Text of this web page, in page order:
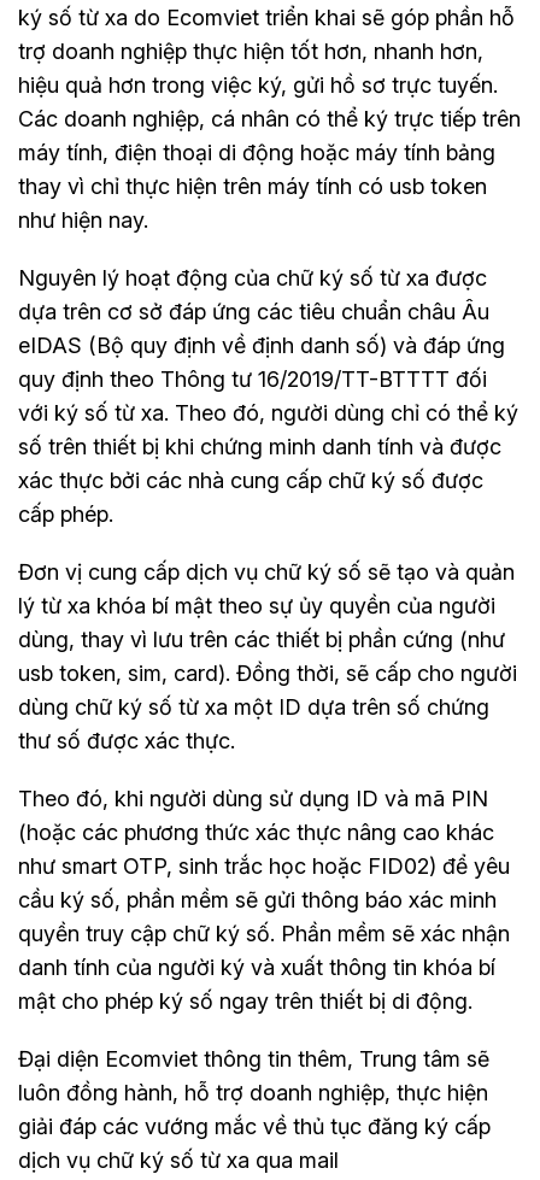
ký số từ xa do Ecomviet triển khai sẽ góp phần hỗ
trợ doanh nghiệp thực hiện tốt hơn, nhanh hơn,
hiệu quả hơn trong việc ký, gửi hồ sơ trực tuyến.
Các doanh nghiệp, cá nhân có thể ký trực tiếp trên
máy tính, điện thoại di động hoặc máy tính bảng
thay vì chỉ thực hiện trên máy tính có usb token
như hiện nay.
Nguyên lý hoạt động của chữ ký số từ xa được
dựa trên cơ sở đáp ứng các tiêu chuẩn châu Âu
eIDAS (Bộ quy định về định danh số) và đáp ứng
quy định theo Thông tư 16/2019/TT-BTTTT đối
với ký số từ xa. Theo đó, người dùng chỉ có thể ký
số trên thiết bị khi chứng minh danh tính và được
xác thực bởi các nhà cung cấp chữ ký số được
cấp phép.
Đơn vị cung cấp dịch vụ chữ ký số sẽ tạo và quản
lý từ xa khóa bí mật theo sự ủy quyền của người
dùng, thay vì lưu trên các thiết bị phần cứng (như
usb token, sim, card). Đồng thời, sẽ cấp cho người
dùng chữ ký số từ xa một ID dựa trên số chứng
thư số được xác thực.
Theo đó, khi người dùng sử dụng ID và mã PIN
(hoặc các phương thức xác thực nâng cao khác
như smart OTP, sinh trắc học hoặc FID02) để yêu
cầu ký số, phần mềm sẽ gửi thông báo xác minh
quyền truy cập chữ ký số. Phần mềm sẽ xác nhận
danh tính của người ký và xuất thông tin khóa bí
mật cho phép ký số ngay trên thiết bị di động.
Đại diện Ecomviet thông tin thêm, Trung tâm sẽ
luôn đồng hành, hỗ trợ doanh nghiệp, thực hiện
giải đáp các vướng mắc về thủ tục đăng ký cấp
dịch vụ chữ ký số từ xa qua mail